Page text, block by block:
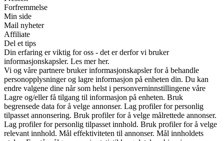
Forfremmelse
Min side
Mail nyheter
Affiliate
Del et tips
Din erfaring er viktig for oss - det er derfor vi bruker
informasjonskapsler. Les mer her.
Vi og våre partnere bruker informasjonskapsler for å behandle
personopplysninger og lagre informasjon på enheten din. Du kan
endre valgene dine når som helst i personverninnstillingene våre
Lagre og/eller få tilgang til informasjon på enheten. Bruk
begrensede data for å velge annonser. Lag profiler for personlig
tilpasset annonsering. Bruk profiler for å velge målrettede annonser.
Lag profiler for personlig tilpasset innhold. Bruk profiler for å velge
relevant innhold. Mål effektiviteten til annonser. Mål innholdets